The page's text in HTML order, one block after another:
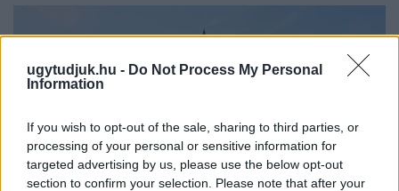
ugytudjuk.hu - Do Not Process My Personal
Information
If you wish to opt-out of the sale, sharing to third parties, or
processing of your personal or sensitive information for
targeted advertising by us, please use the below opt-out
section to confirm your selection. Please note that after your